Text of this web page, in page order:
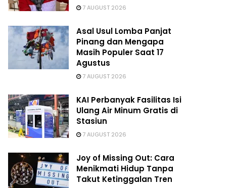
7 AUGUST 2026
Asal Usul Lomba Panjat
Pinang dan Mengapa
Masih Populer Saat 17
Agustus
7 AUGUST 2026
KAI Perbanyak Fasilitas Isi
Ulang Air Minum Gratis di
Stasiun
7 AUGUST 2026
Joy of Missing Out: Cara
Menikmati Hidup Tanpa
Takut Ketinggalan Tren